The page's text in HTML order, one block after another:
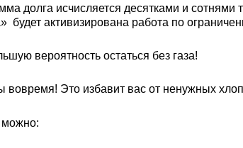
долга исчисляется десятками и
активизирована работа по
вероятность остаться без газа!
вовремя! Это избавит вас от ненужных
можно: